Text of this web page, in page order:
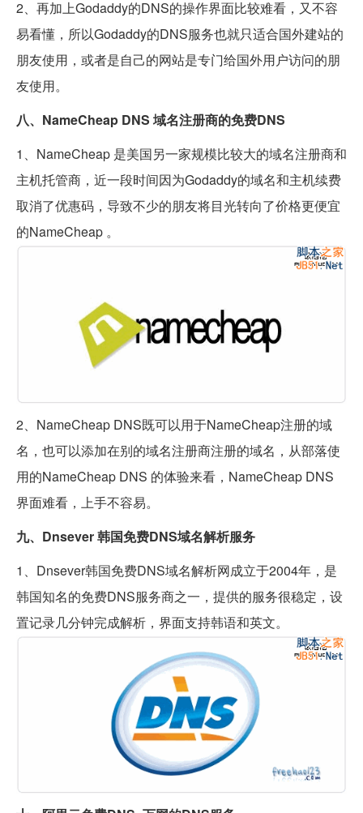
2、再加上Godaddy的DNS的操作界面比较难看，又不容
易看懂，所以Godaddy的DNS服务也就只适合国外建站的
朋友使用，或者是自己的网站是专门给国外用户访问的朋
友使用。
八、NameCheap DNS 域名注册商的免费DNS
1、NameCheap 是美国另一家规模比较大的域名注册商和
主机托管商，近一段时间因为Godaddy的域名和主机续费
取消了优惠码，导致不少的朋友将目光转向了价格更便宜
的NameCheap 。
2、NameCheap DNS既可以用于NameCheap注册的域
名，也可以添加在别的域名注册商注册的域名，从部落使
用的NameCheap DNS 的体验来看，NameCheap DNS
界面难看，上手不容易。
九、Dnsever 韩国免费DNS域名解析服务
1、Dnsever韩国免费DNS域名解析网成立于2004年，是
韩国知名的免费DNS服务商之一，提供的服务很稳定，设
置记录几分钟完成解析，界面支持韩语和英文。